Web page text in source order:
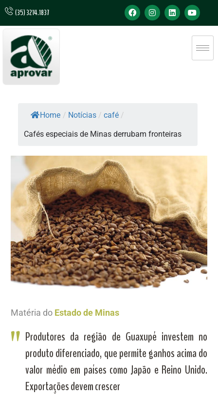
(35) 3214.1837
Home / Notícias / café /
Cafés especiais de Minas derrubam fronteiras
Matéria do Estado de Minas
Produtores da região de Guaxupé investem no
produto diferenciado, que permite ganhos acima do
valor médio em países como Japão e Reino Unido.
Exportações devem crescer